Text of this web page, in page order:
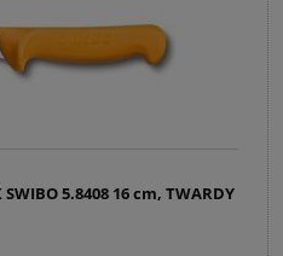
5.8408 16 cm, TWARDY